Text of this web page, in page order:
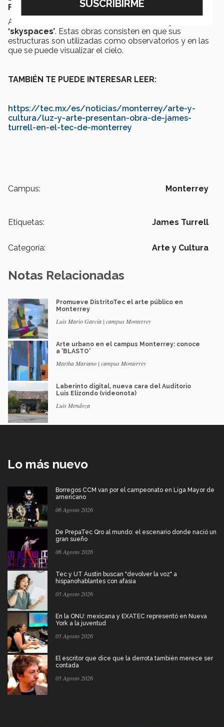
Florecimiento Humanodel Tec de Monterrey.
Alrededor del mundo, Turrell tiene
‘skyspaces’. Estas obras consisten en que sus
estructuras son utilizadas como observatorios y en las
que se puede visualizar el cielo.
TAMBIÉN TE PUEDE INTERESAR LEER:
https://tec.mx/es/noticias/monterrey/arte-y-
cultura/luz-y-arte-presentan-obra-de-james-
turrell-en-el-tec-de-monterrey
Campus: Monterrey
Etiquetas: James Turrell
Categoría: Arte y Cultura
Notas Relacionadas
Promueve DistritoTec el arte público en
Monterrey
Luis Mario García | campus Monterrey
Arte urbano en el campus Monterrey: conoce
a 'BLASTO'
Martha Mariano | campus Monterrey
Laberinto digital, nueva cara del Auditorio
Luis Elizondo (videonota)
Luis Mendoza
Lo más nuevo
Borregos CCM van por el campeonato en Liga Mayor de
americano
06 Agosto 2026
De PrepaTec Qro al mundo: el escenario donde nació un
gran sueño
06 Agosto 2026
Tec y UT Austin buscan "devolver la voz" a
hispanohablantes con afasia
05 Agosto 2026
En la ONU: mexicana y EXATEC representó en Nueva
York a la juventud
05 Agosto 2026
El escritor que dice que la derrota también merece ser
contada
05 Agosto 2026